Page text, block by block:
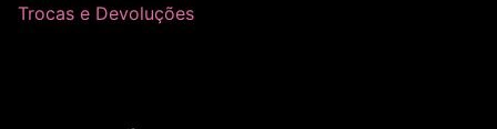
Trocas e Devoluções